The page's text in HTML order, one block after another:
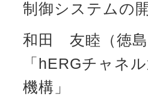
制御システムの
和田 友睦（徳島
「hERGチャネ
機構」